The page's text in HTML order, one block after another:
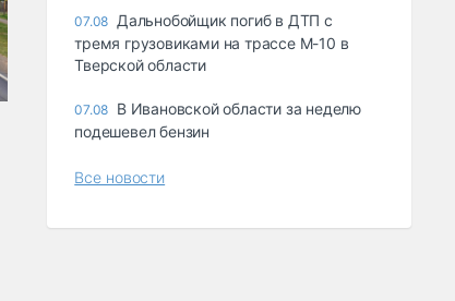
07.08 Дальнобойщик погиб в ДТП с
тремя грузовиками на трассе М-10 в
Тверской области
07.08 В Ивановской области за неделю
подешевел бензин
Все новости